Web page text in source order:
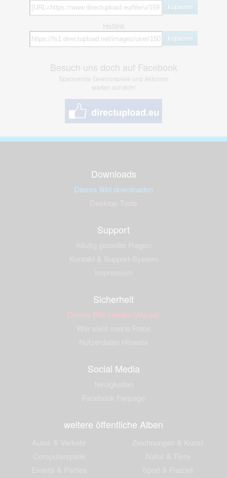
kopieren
Hotlink
kopieren
Besuch uns doch auf Facebook
Spannende Gewinnspiele und Aktionen
warten auf dich!
Downloads
Dieses Bild downloaden
Support
Sicherheit
Dieses Bild melden (Abuse)
Social Media
weitere öffentliche Alben